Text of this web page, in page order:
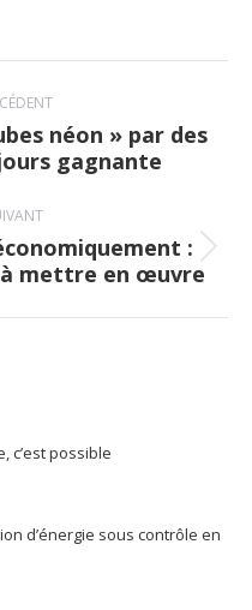
néon » par des
gagnante
:
mettre en œuvre
c’est possible
d’énergie sous contrôle en